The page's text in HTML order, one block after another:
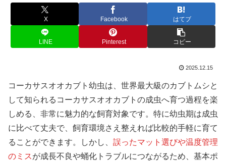
X Facebook はてブ
LINE Pinterest コピー
2025.12.15
コーカサスオオカブト幼虫は、世界最大級のカブトムシと
して知られるコーカサスオオカブトの成虫へ育つ過程を楽
しめる、非常に魅力的な飼育対象です。特に幼虫期は成虫
に比べて丈夫で、飼育環境さえ整えれば比較的手軽に育て
ることができます。しかし、 誤ったマット選びや温度管理
のミスが成長不良や蛹化トラブルにつながるため、基本ポ